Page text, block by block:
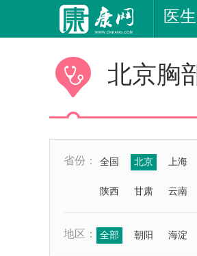
医生
北京胸
省份： 全国 北京 上海
陕西 甘肃 云南
地区： 全部 朝阳 海淀